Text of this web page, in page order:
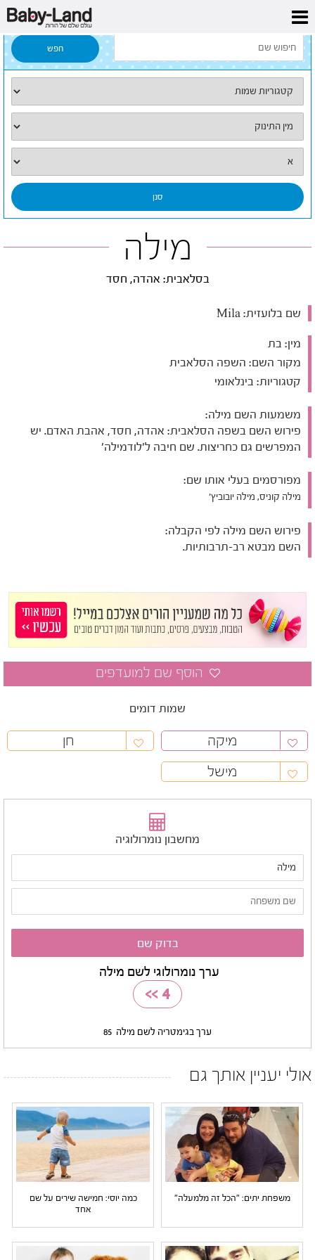
דף הבית
מילה
בסלאבית: אהדה, חסד
שם בלועזית:
מין: בת
מקור השם: השפה הסלאבית
קטגוריות: בינלאומי
משמעות השם מילה:
פירוש השם בשפה הסלאבית: אהדה, חסד, אהבת האדם. יש
המפרשים גם כחריצות. שם חיבה ל'לודמילה'
מפורסמים בעלי אותו שם:
מילה קוניס, מילה יובוביץ'
פירוש השם מילה לפי הקבלה:
השם מבטא רב-תרבותיות.
שמות דומים
מיקה
חן
מישל
מחשבון נומרולוגיה
ערך נומרולוגי לשם מילה
4
>>
ערך בגימטריה לשם מילה 85
אולי יעניין אותך גם
משפחת יתים: "הכל זה מלמעלה"
כמה יוסי: חמישה שירים על שם
אחד